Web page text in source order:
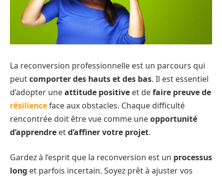
La reconversion professionnelle est un parcours qui
peutcomporter des hauts et des bas. Il est essentiel
d’adopter uneattitude positive et defaire preuve de
résilienceface aux obstacles. Chaque difficulté
rencontrée doit être vue comme uneopportunité
d’apprendre etd’affiner votre projet.
Gardez à l’esprit que la reconversion est un processus
long et parfois incertain. Soyez prêt à ajuster vos